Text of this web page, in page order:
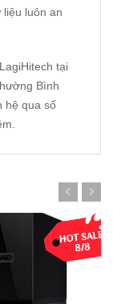
liệu luôn an
tại
Bình
hệ qua số